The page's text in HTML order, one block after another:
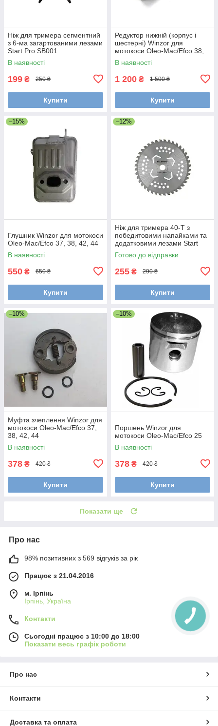
Ніж для тримера сегментний
з 6-ма загартованими лезами
Start Pro SB001
В наявності
199 ₴ 250 ₴
Купити
Редуктор нижній (корпус і
шестерні) Winzor для
мотокоси Oleo-Mac/Efco 38,
44, 420, 440
В наявності
1 200 ₴ 1 500 ₴
Купити
–15%
Глушник Winzor для мотокоси
Oleo-Mac/Efco 37, 38, 42, 44
В наявності
550 ₴ 650 ₴
Купити
–12%
Ніж для тримера 40-Т з
победитовими напайками та
додатковими лезами Start
Pro
Готово до відправки
255 ₴ 290 ₴
Купити
–10%
Муфта зчеплення Winzor для
мотокоси Oleo-Mac/Efco 37,
38, 42, 44
В наявності
378 ₴ 420 ₴
Купити
–10%
Поршень Winzor для
мотокоси Oleo-Mac/Efco 25
В наявності
378 ₴ 420 ₴
Купити
Показати ще
Про нас
98% позитивних з 569 відгуків за рік
Працює з 21.04.2016
м. Ірпінь
Ірпінь, Україна
Контакти
Сьогодні працює з 10:00 до 18:00
Показати весь графік роботи
Про нас
Контакти
Доставка та оплата